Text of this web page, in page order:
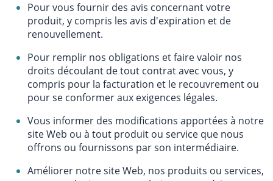
Pour vous fournir des avis concernant votre
produit, y compris les avis d'expiration et de
renouvellement.
Pour remplir nos obligations et faire valoir nos
droits découlant de tout contrat avec vous, y
compris pour la facturation et le recouvrement ou
pour se conformer aux exigences légales.
Vous informer des modifications apportées à notre
site Web ou à tout produit ou service que nous
offrons ou fournissons par son intermédiaire.
Améliorer notre site Web, nos produits ou services,